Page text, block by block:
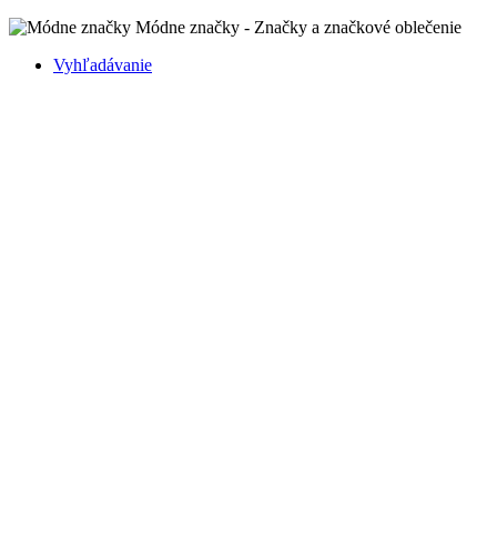
Módne značky - Značky a značkové oblečenie
Vyhľadávanie